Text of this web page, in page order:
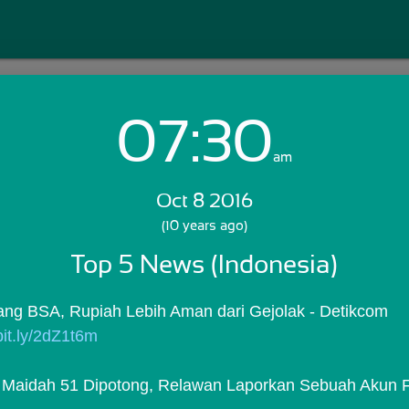
Login with Email:
Skip Sign In >>
07:30am
Oct 8 2016
(10 years ago)
Top 5 News (Indonesia)
BSA, Rupiah Lebih Aman dari Gejolak - Detikcom
2dZ1t6m
51 Dipotong, Relawan Laporkan Sebuah Akun